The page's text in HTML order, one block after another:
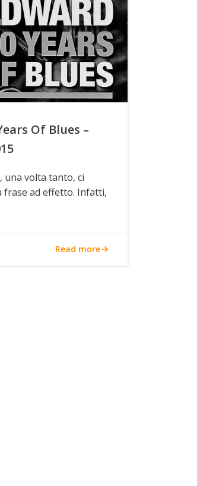
Of Blues –
una volta tanto, ci
frase ad effetto. Infatti,
Read more